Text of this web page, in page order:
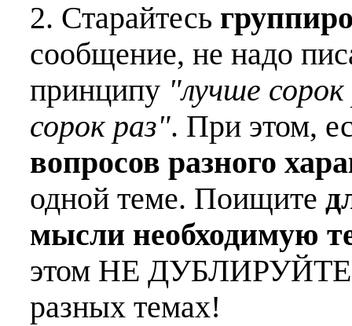
2. Старайтесь
сообщение, не надо
принципу "лучше
сорок раз". При этом,
вопросов разного
одной теме. Поищите
мысли необходимую
этом НЕ ДУБЛИРУЙТЕ
разных темах!